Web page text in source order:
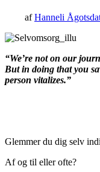
afHanneli
“We’re not on our
But in doing that you
person vitalizes.”
Glemmer du dig selv
Af og til eller ofte?